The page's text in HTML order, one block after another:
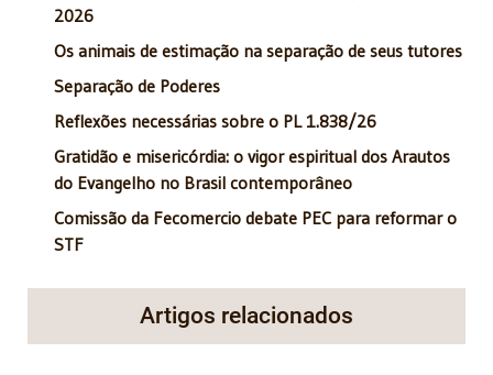
2026
Os animais de estimação na separação de seus tutores
Separação de Poderes
Reflexões necessárias sobre o PL 1.838/26
Gratidão e misericórdia: o vigor espiritual dos Arautos
do Evangelho no Brasil contemporâneo
Comissão da Fecomercio debate PEC para reformar o
STF
Artigos relacionados